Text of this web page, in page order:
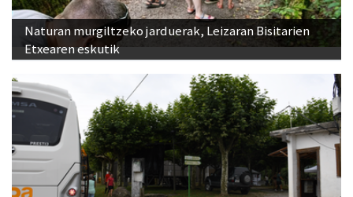
Naturan murgiltzeko jarduerak, Leizaran Bisitarien
Etxearen eskutik